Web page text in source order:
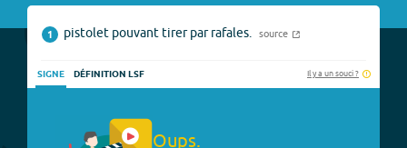
1 pistolet pouvant tirer par rafales. source
SIGNE DÉFINITION LSF Il y a un souci ?
Oups.